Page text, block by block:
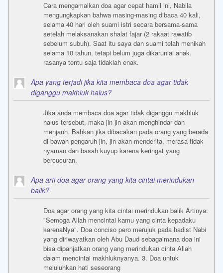
Cara mengamalkan doa agar cepat hamil ini, Nabila
mengungkapkan bahwa masing-masing dibaca 40 kali,
selama 40 hari oleh suami istri secara bersama-sama
setelah melaksanakan shalat fajar (2 rakaat rawatib
sebelum subuh). Saat itu saya dan suami telah menikah
selama 10 tahun, tetapi belum juga dikaruniai anak.
rasanya tentu saja tidaklah enak.
Apa yang terjadi jika kita membaca doa agar tidak
diganggu makhluk halus?
Jika anda membaca doa agar tidak diganggu makhluk
halus tersebut, maka jin-jin akan menghindar dan
menjauh. Bahkan jika dibacakan pada orang yang berada
di bawah pengaruh jin, jin akan menderita, merasa tidak
nyaman dan basah kuyup karena keringat yang
bercucuran.
Apa arti doa agar orang yang kita cintai merindukan
balik?
Doa agar orang yang kita cintai merindukan balik Artinya:
"Semoga Allah mencintai kamu yang cinta kepadaku
karenaNya". Doa conciso pero merujuk pada hadist Nabi
yang diriwayatkan oleh Abu Daud sebagaimana doa ini
bisa dipanjatkan orang yang merindukan cinta Allah
dalam mencintai makhluknyanya. 3. Doa untuk
meluluhkan hati seseorang